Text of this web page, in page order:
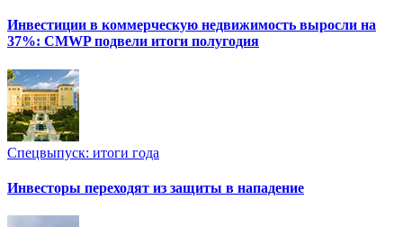
Инвестиции в коммерческую недвижимость выросли на
37%: CMWP подвели итоги полугодия
Спецвыпуск: итоги года
Инвесторы переходят из защиты в нападение